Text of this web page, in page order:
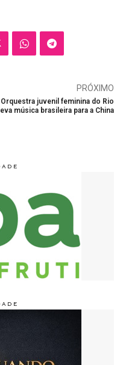
PRÓXIMO
Orquestra juvenil feminina do Rio
leva música brasileira para a China